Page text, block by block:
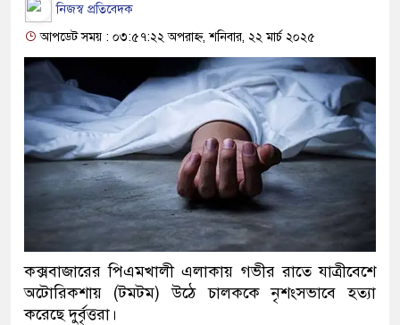
নিজস্ব প্রতিবেদক
আপডেট সময় : ০৩:৫৭:২২ অপরাহ্ন, শনিবার, ২২ মার্চ ২০২৫
কক্সবাজারের পিএমখালী এলাকায় গভীর রাতে যাত্রীবেশে
অটোরিকশায় (টমটম) উঠে চালককে নৃশংসভাবে হত্যা
করেছে দুর্বৃত্তরা।